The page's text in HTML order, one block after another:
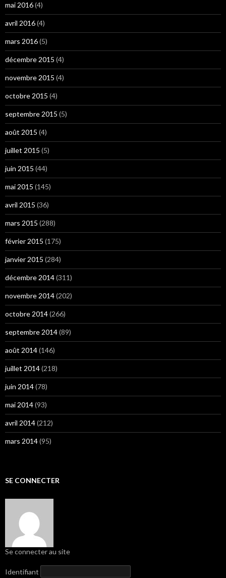
mai 2016(4)
avril 2016(4)
mars 2016(5)
décembre 2015 (4)
novembre 2015 (4)
octobre 2015 (4)
septembre 2015 (5)
août 2015 (4)
juillet 2015 (5)
juin 2015 (44)
mai 2015 (145)
avril 2015 (36)
mars 2015 (288)
février 2015 (175)
janvier 2015 (284)
décembre 2014(311)
novembre 2014(202)
octobre 2014(266)
septembre 2014(89)
août 2014(146)
juillet 2014(218)
juin 2014(78)
mai 2014(93)
avril 2014(212)
mars 2014(95)
SE CONNECTER
Se connecter au site
Identifiant